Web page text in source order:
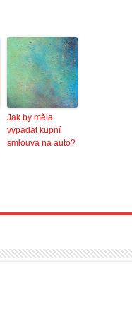
Jak by měla
vypadat kupní
smlouva na auto?